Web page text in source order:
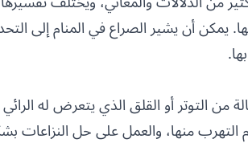
يمكن أن يشير الصراع في المنام إلى
من التوتر أو القلق الذي يتعرض له
التهرب منها، والعمل على حل النزاعات